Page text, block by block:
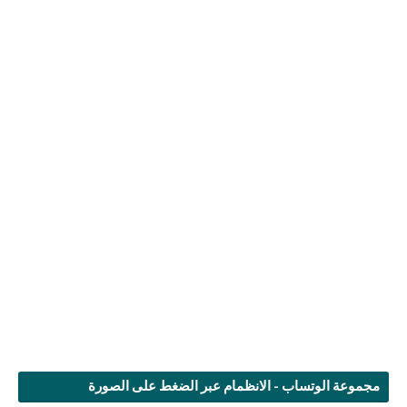
مجموعة الوتساب - الانظمام عبر الضغط على الصورة